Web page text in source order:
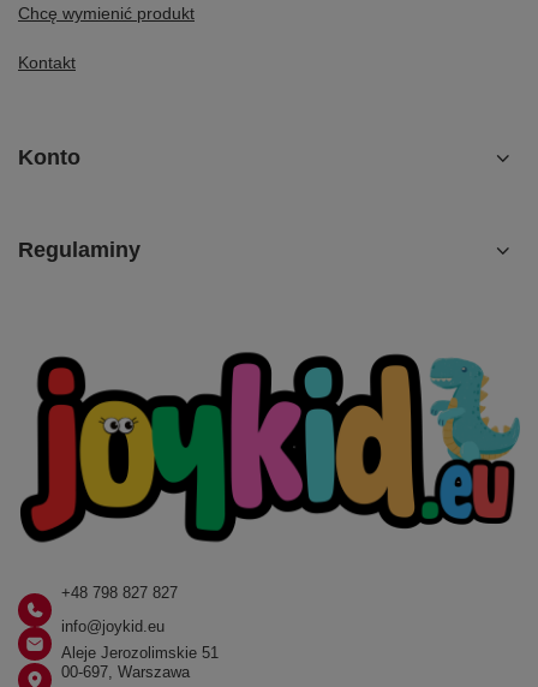
Chcę wymienić produkt
Kontakt
Konto
Regulaminy
+48 798 827 827
info@joykid.eu
Aleje Jerozolimskie 51
00-697, Warszawa